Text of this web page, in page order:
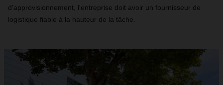
d'approvisionnement, l'entreprise doit avoir un fournisseur de
logistique fiable à la hauteur de la tâche.